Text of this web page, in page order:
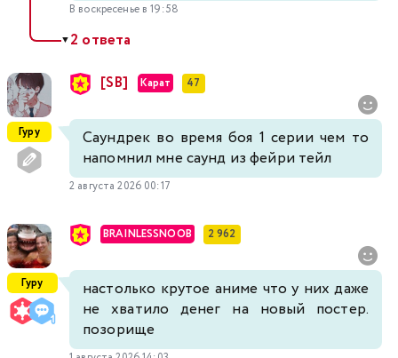
В воскресенье в 19:58
▼2 ответа
Гуру
[SB] Карат 47
Саундрек во время боя 1 серии чем то
напомнил мне саунд из фейри тейл
2 августа 2026 00:17
Гуру
BRAINLESSNOOB 2 962
настолько крутое аниме что у них даже
не хватило денег на новый постер.
позорище